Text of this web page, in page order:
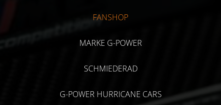
FANSHOP
MARKE G-POWER
SCHMIEDERAD
G-POWER HURRICANE CARS